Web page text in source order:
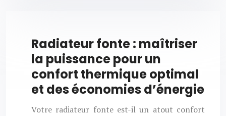
Radiateur fonte : maîtriser
la puissance pour un
confort thermique optimal
et des économies d’énergie
Votre radiateur fonte est-il un atout confort